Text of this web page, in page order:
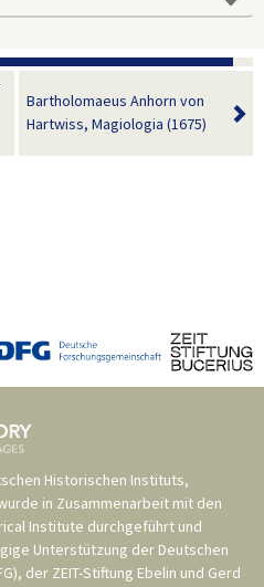
Bartholomaeus Anhorn von
Hartwiss, Magiologia (1675)
Historischen Instituts,
in Zusammenarbeit mit den
Institute durchgeführt und
Unterstützung der Deutschen
, der ZEIT-Stiftung Ebelin und Gerd